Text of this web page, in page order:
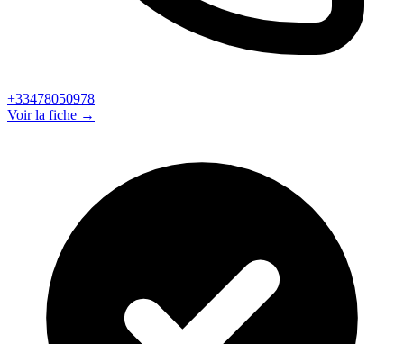
+33478050978
Voir la fiche →